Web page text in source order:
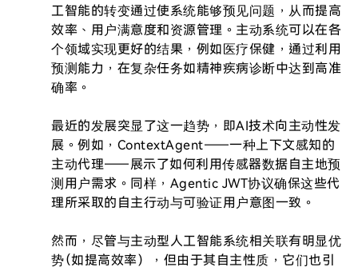
工智能的转变通过使系统能够预见问题，从而提高
效率、用户满意度和资源管理。主动系统可以在各
个领域实现更好的结果，例如医疗保健，通过利用
预测能力，在复杂任务如精神疾病诊断中达到高准
确率。
最近的发展突显了这一趋势，即AI技术向主动性发
展。例如，ContextAgent——一种上下文感知的
主动代理——展示了如何利用传感器数据自主地预
测用户需求。同样，Agentic JWT协议确保这些代
理所采取的自主行动与可验证用户意图一致。
然而，尽管与主动型人工智能系统相关联有明显优
势（如提高效率），但由于其自主性质，它们也引